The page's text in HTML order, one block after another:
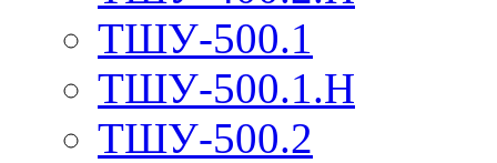
ТШУ-500.1
ТШУ-500.1.Н
ТШУ-500.2